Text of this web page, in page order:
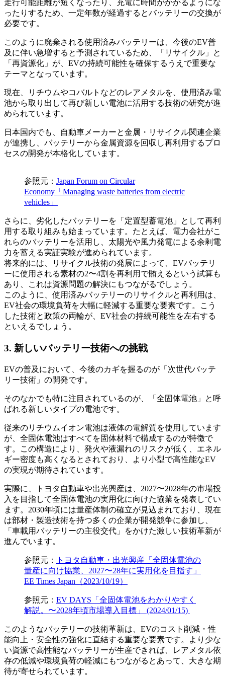
走行可能距離が短くなったり、充電に時間がかかるようにな
ったりするため、一定年数が経過するとバッテリーの交換が
必要です。
このように廃棄される使用済みバッテリーは、今後のEV普
及に伴い急増すると予測されているため、「リサイクル」と
「再資源化」が、EVの持続可能性を確保するうえで重要な
テーマとなっています。
現在、リチウムやコバルトなどのレアメタルを、使用済み電
池から取り出して再び新しい電池に活用する技術の研究が進
められています。
日本国内でも、自動車メーカーと金属・リサイクル関連企業
が連携し、バッテリーから金属資源を回収し再利用するプロ
セスの開発が本格化しています。
参照元： Japan Forum on Circular
Economy「Managing waste batteries from electric
vehicles」
さらに、劣化したバッテリーを「定置型蓄電池」として再利
用する取り組みも始まっています。たとえば、電力会社がこ
れらのバッテリーを活用し、太陽光や風力発電による余剰電
力を蓄える実証実験が進められています。
将来的には、リサイクル技術の発展によって、EVバッテリ
ーに使用される素材の2〜4割を再利用で賄えるという試算も
あり、これは資源問題の解決にもつながるでしょう。
このように、使用済みバッテリーのリサイクルと再利用は、
EV社会の環境負荷を大幅に軽減する重要な要素です。こう
した技術と政策の両輪が、EV社会の持続可能性を左右する
といえるでしょう。
3. 新しいバッテリー技術への挑戦
EVの普及において、今後のカギを握るのが「次世代バッテ
リー技術」の開発です。
そのなかでも特に注目されているのが、「全固体電池」と呼
ばれる新しいタイプの電池です。
従来のリチウムイオン電池は液体の電解質を使用しています
が、全固体電池はすべてを固体材料で構成するのが特徴で
す。この構造により、発火や液漏れのリスクが低く、エネル
ギー密度も高くなるとされており、より小型で高性能なEV
の実現が期待されています。
実際に、トヨタ自動車や出光興産は、2027〜2028年の市場投
入を目指して全固体電池の実用化に向けた協業を発表してい
ます。2030年頃には量産体制の確立が見込まれており、現在
は部材・製造技術を持つ多くの企業が開発競争に参加し、
「車載用バッテリーの主役交代」をかけた激しい技術革新が
進んでいます。
参照元：
トヨタ自動車・出光興産「全固体電池の
量産に向け協業、2027〜28年に実用化を目指す」
EE Times Japan（2023/10/19）
参照元： EV DAYS「全固体電池をわかりやすく
解説。〜2028年頃市場導入目標」 (2024/01/15)
このようなバッテリーの技術革新は、EVのコスト削減・性
能向上・安全性の強化に直結する重要な要素です。より少な
い資源で高性能なバッテリーが生産できれば、レアメタル依
存の低減や環境負荷の軽減にもつながるとあって、大きな期
待が寄せられています。